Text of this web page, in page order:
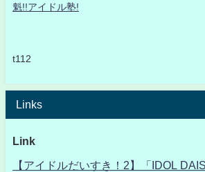
魁!!アイドル塾!
t112
Links
Link
【アイドルだいすき！2】「IDOL